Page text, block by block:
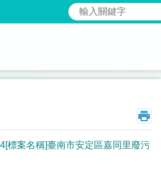
搜尋
標案名稱]臺南市安定區嘉同里廢污